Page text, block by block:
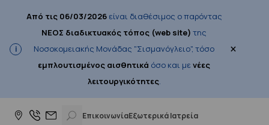
Από τις 06/03/2026είναι διαθέσιμος ο παρόντας
ΝΕΟΣ διαδικτυακός τόπος (web site) της
Νοσοκομειακής Μονάδας "Σισμανόγλειο", τόσο
εμπλουτισμένος αισθητικά όσο και μενέες
λειτουργικότητες.
×
ΕπικοινωνίαΕξωτερικά Ιατρεία